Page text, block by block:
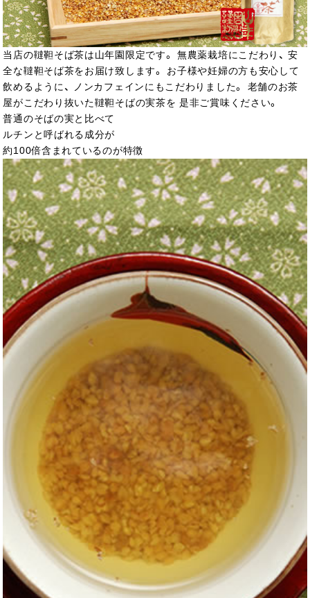
当店の韃靼そば茶は山年園限定です。 無農薬栽培にこだわり、 安
全な韃靼そば茶をお届け致します。 お子様や妊婦の方も安心して
飲めるように、 ノンカフェインにもこだわりました。 老舗のお茶
屋がこだわり抜いた韃靼そばの実茶を 是非ご賞味ください。
普通のそばの実と比べて
ルチンと呼ばれる成分が
約100倍含まれているのが特徴